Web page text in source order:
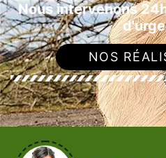
Nous intervenons
NOS